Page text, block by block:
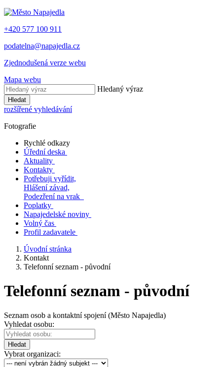
+420 577 100 911
podatelna@napajedla.cz
Zjednodušená verze webu
Mapa webu
Hledaný výraz
Hledat
rozšířené vyhledávání
Fotografie
Rychlé odkazy
Úřední deska
Aktuality
Kontakty
Potřebuji vyřídit,
Hlášení závad,
Podezření na vrak
Poplatky
Napajedelské noviny
Volný čas
Profil zadavatele
Úvodní stránka
Kontakt
Telefonní seznam - původní
Telefonní seznam - původní
Seznam osob a kontaktní spojení (Město Napajedla)
Vyhledat osobu:
Hledat
Vybrat organizaci: